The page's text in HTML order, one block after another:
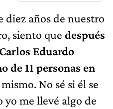
diez años de nuestro
siento que después
Eduardo
de 11 personas en
No sé si él se
yo me llevé algo de